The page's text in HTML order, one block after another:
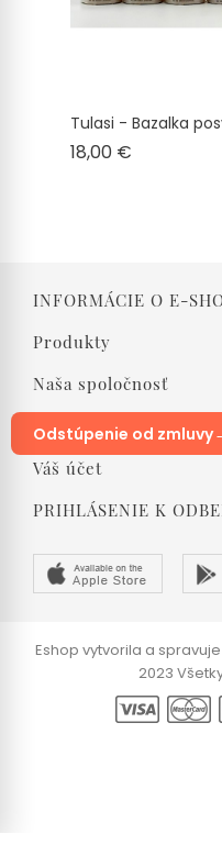
Tulasi - Bazalka
18,00 €
INFORMÁCIE O E-
Produkty
Naša spoločnosť
Odstúpenie od zmluvy
Váš účet
PRIHLÁSENIE K
Eshop vytvorila a
2023